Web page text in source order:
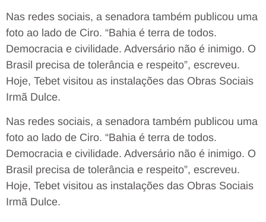
Nas redes sociais, a senadora também publicou uma
foto ao lado de Ciro. “Bahia é terra de todos.
Democracia e civilidade. Adversário não é inimigo. O
Brasil precisa de tolerância e respeito”, escreveu.
Hoje, Tebet visitou as instalações das Obras Sociais
Irmã Dulce.
Nas redes sociais, a senadora também publicou uma
foto ao lado de Ciro. “Bahia é terra de todos.
Democracia e civilidade. Adversário não é inimigo. O
Brasil precisa de tolerância e respeito”, escreveu.
Hoje, Tebet visitou as instalações das Obras Sociais
Irmã Dulce.